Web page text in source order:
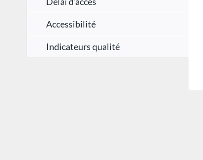
Accessibilité
Indicateurs qualité